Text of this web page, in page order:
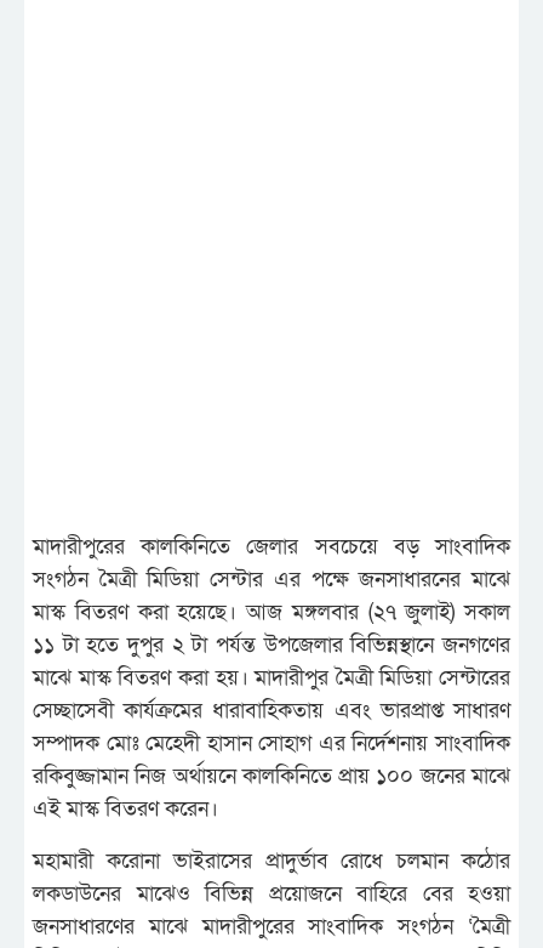
মাদারীপুরের কালকিনিতে জেলার সবচেয়ে বড় সাংবাদিক
সংগঠন মৈত্রী মিডিয়া সেন্টার এর পক্ষে জনসাধারনের মাঝে
মাস্ক বিতরণ করা হয়েছে। আজ মঙ্গলবার (২৭ জুলাই) সকাল
১১ টা হতে দুপুর ২ টা পর্যন্ত উপজেলার বিভিন্নস্থানে জনগণের
মাঝে মাস্ক বিতরণ করা হয়। মাদারীপুর মৈত্রী মিডিয়া সেন্টারের
সেচ্ছাসেবী কার্যক্রমের ধারাবাহিকতায় এবং ভারপ্রাপ্ত সাধারণ
সম্পাদক মোঃ মেহেদী হাসান সোহাগ এর নির্দেশনায় সাংবাদিক
রকিবুজ্জামান নিজ অর্থায়নে কালকিনিতে প্রায় ১০০ জনের মাঝে
এই মাস্ক বিতরণ করেন।
মহামারী করোনা ভাইরাসের প্রাদুর্ভাব রোধে চলমান কঠোর
লকডাউনের মাঝেও বিভিন্ন প্রয়োজনে বাহিরে বের হওয়া
জনসাধারণের মাঝে মাদারীপুরের সাংবাদিক সংগঠন ‘মৈত্রী